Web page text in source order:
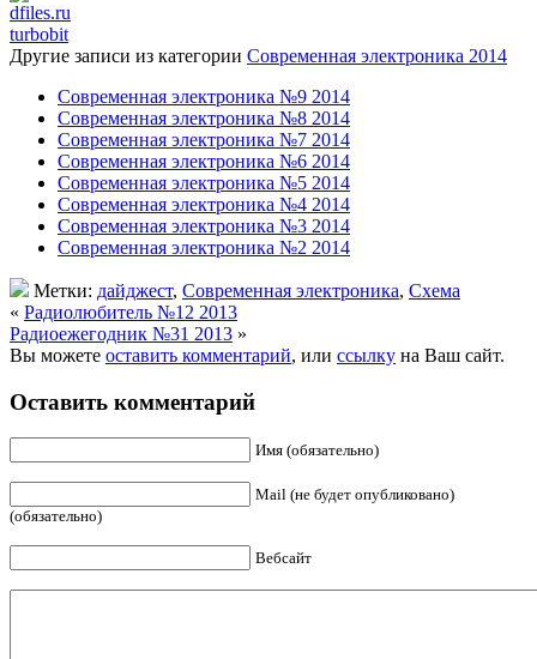
dfiles.ru
turbobit
Другие записи из категории Современная электроника 2014
Современная электроника №9 2014
Современная электроника №8 2014
Современная электроника №7 2014
Современная электроника №6 2014
Современная электроника №5 2014
Современная электроника №4 2014
Современная электроника №3 2014
Современная электроника №2 2014
Метки: дайджест, Современная электроника, Схема
« Радиолюбитель №12 2013
Радиоежегодник №31 2013 »
Вы можете оставить комментарий, или ссылку на Ваш сайт.
Оставить комментарий
Имя (обязательно)
Mail (не будет опубликовано)
(обязательно)
Вебсайт